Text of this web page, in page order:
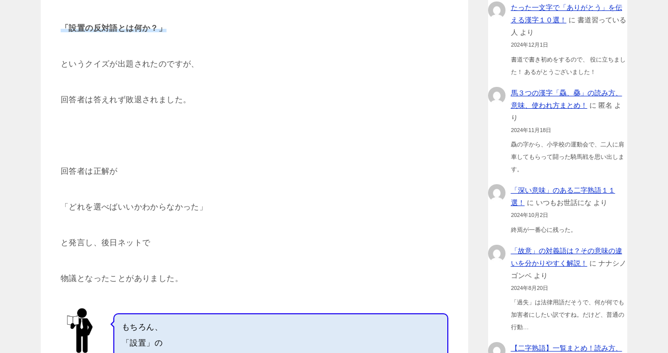
「設置の反対語とは何か？」
というクイズが出題されたのですが、
回答者は答えれず敗退されました。
回答者は正解が
「どれを選べばいいかわからなかった」
と発言し、後日ネットで
物議となったことがありました。
もちろん、
「設置」の
たった一文字で「ありがとう」を伝
える漢字１０選！
に 書道習っている
人 より
2024年12月1日
書道で書き初めをするので、 役に立ちまし
た！ あるがとうございました！
馬３つの漢字「驫、䯂」の読み方、
意味、使われ方まとめ！
に 匿名 よ
り
2024年11月18日
驫の字から、小学校の運動会で、二人に肩
車してもらって闘った騎馬戦を思い出しま
す。
「深い意味」のある二字熟語１１
選！
に いつもお世話にな より
2024年10月2日
終焉が一番心に残った。
「故意」の対義語は？その意味の違
いを分かりやすく解説！
に ナナシノ
ゴンベより
2024年8月20日
「過失」は法律用語だそうで、何が何でも
加害者にしたい訳ですね。だけど、普通の
行動…
【二字熟語】一覧まとめ！読み方、